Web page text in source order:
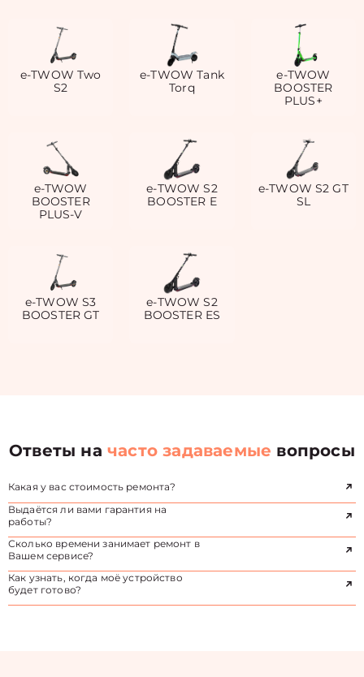
e-TWOW Two
S2
e-TWOW Tank
Torq
e-TWOW
BOOSTER
PLUS+
e-TWOW
BOOSTER
PLUS-V
e-TWOW S2
BOOSTER E
e-TWOW S2 GT
SL
e-TWOW S3
BOOSTER GT
e-TWOW S2
BOOSTER ES
Ответы начасто задаваемые вопросы
Какая у вас стоимость ремонта?
Выдаётся ли вами гарантия на
работы?
Сколько времени занимает ремонт в
Вашем сервисе?
Как узнать, когда моё устройство
будет готово?